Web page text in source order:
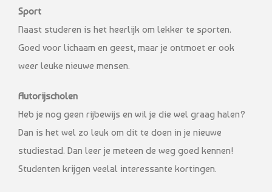
Sport
Naast studeren is het heerlijk om lekker te sporten.
Goed voor lichaam en geest, maar je ontmoet er ook
weer leuke nieuwe mensen.
Autorijscholen
Heb je nog geen rijbewijs en wil je die wel graag halen?
Dan is het wel zo leuk om dit te doen in je nieuwe
studiestad. Dan leer je meteen de weg goed kennen!
Studenten krijgen veelal interessante kortingen.